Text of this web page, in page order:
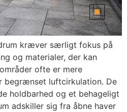
kræver særligt fokus på
og materialer, der kan
ofte er mere
begrænset luftcirkulation. De
holdbarhed og et behageligt
adskiller sig fra åbne haver